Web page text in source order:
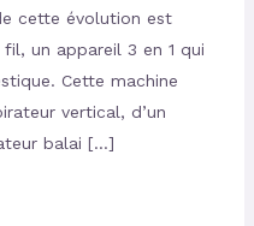
cette évolution est
fil, un appareil 3 en 1 qui
Cette machine
vertical, d’un
balai […]